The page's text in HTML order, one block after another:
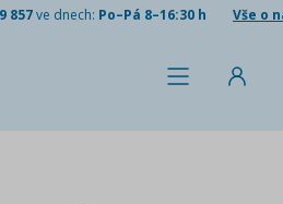
857ve dnech: Po–Pá 8–16:30 h Vše o